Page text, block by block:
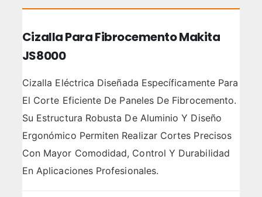
Cizalla Para Fibrocemento Makita
JS8000
Cizalla Eléctrica Diseñada Específicamente Para
El Corte Eficiente De Paneles De Fibrocemento.
Su Estructura Robusta De Aluminio Y Diseño
Ergonómico Permiten Realizar Cortes Precisos
Con Mayor Comodidad, Control Y Durabilidad
En Aplicaciones Profesionales.